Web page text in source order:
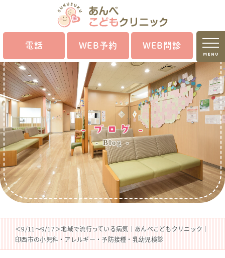
電話 WEB予約 WEB問診
MENU
ブログ
Blog
＜9/11〜9/17＞地域で流行っている病気｜あんべこどもクリニック｜
印西市の小児科・アレルギー・予防接種・乳幼児検診